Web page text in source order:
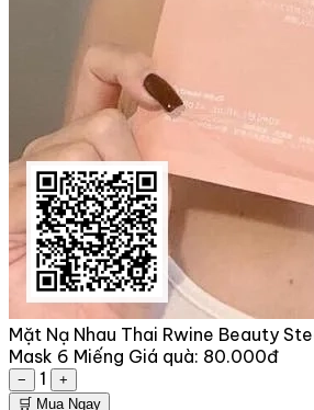
Mặt Nạ Nhau Thai Rwine Beauty
Mask 6 Miếng Giá quà: 80.000đ
− 1
+
🛒 Mua Ngay